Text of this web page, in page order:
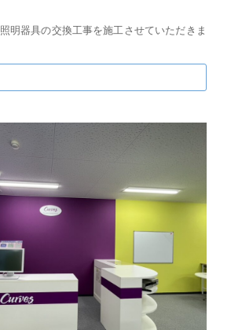
照明器具の交換工事を施工させていただきま